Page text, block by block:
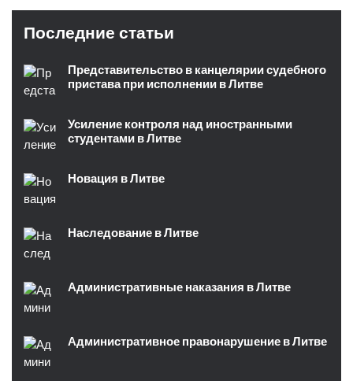
Последние статьи
Представительство в канцелярии судебного
пристава при исполнении в Литве
Усиление контроля над иностранными
студентами в Литве
Новация в Литве
Наследование в Литве
Административные наказания в Литве
Административное правонарушение в Литве